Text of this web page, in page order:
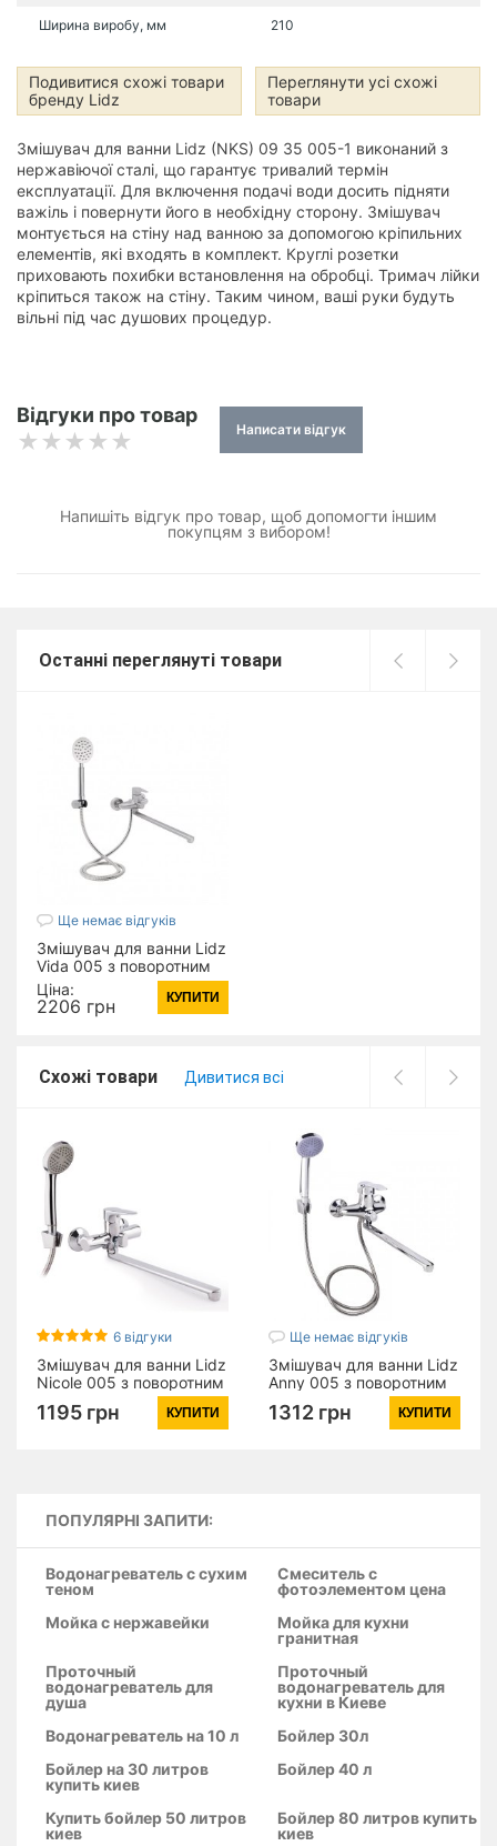
Ширина виробу, мм 210
Подивитися схожі товари
бренду Lidz
Переглянути усі схожі
товари
Змішувач для ванни Lidz (NKS) 09 35 005-1 виконаний з
нержавіючої сталі, що гарантує тривалий термін
експлуатації. Для включення подачі води досить підняти
важіль і повернути його в необхідну сторону. Змішувач
монтується на стіну над ванною за допомогою кріпильних
елементів, які входять в комплект. Круглі розетки
приховають похибки встановлення на обробці. Тримач лійки
кріпиться також на стіну. Таким чином, ваші руки будуть
вільні під час душових процедур.
Відгуки про товар
Написати відгук
Напишіть відгук про товар, щоб допомогти іншим
покупцям з вибором!
Останні переглянуті товари
Ще немає відгуків
Змішувач для ванни Lidz
Vida 005 з поворотним
виливом (з душовим
гарнітуром) (k35)
LDVID005NKS38087
Ціна:
2206 грн КУПИТИ
Схожі товари Дивитися всі
6 відгуки
Змішувач для ванни Lidz
Nicole 005 з поворотним
виливом (з душовим
гарнітуром) (k35)
LDNIC005CRM22140
1195 грн КУПИТИ
Ще немає відгуків
Змішувач для ванни Lidz
Anny 005 з поворотним
виливом (з душовим
гарнітуром) (k40)
LDANN005CRM35120
1312 грн КУПИТИ
ПОПУЛЯРНІ ЗАПИТИ:
Водонагреватель с сухим
теном
Смеситель с
фотоэлементом цена
Мойка с нержавейки
Мойка для кухни
гранитная
Проточный
водонагреватель для
душа
Проточный
водонагреватель для
кухни в Киеве
Водонагреватель на 10 л
Бойлер 30л
Бойлер на 30 литров
купить киев
Бойлер 40 л
Купить бойлер 50 литров
киев
Бойлер 80 литров купить
киев